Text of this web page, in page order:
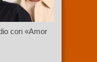
con «Amor